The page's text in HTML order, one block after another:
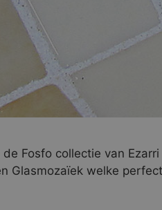
de Fosfo collectie van
Glasmozaïek welke